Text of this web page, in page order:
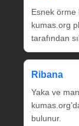
Esnek örme
kumas.org
tarafından
Ribana
Yaka ve
bulunur.